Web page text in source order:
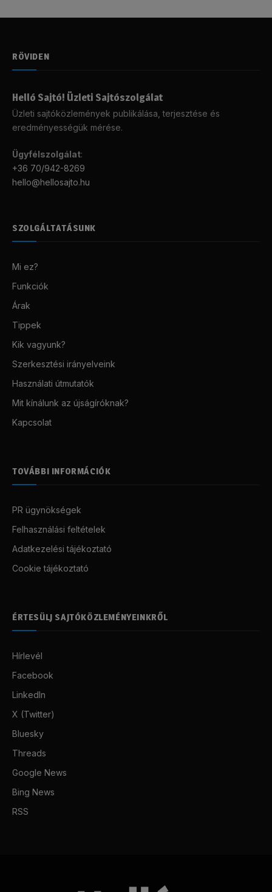
RÖVIDEN
Helló Sajtó! Üzleti Sajtószolgálat
Üzleti sajtóközlemények publikálása, terjesztése és
eredményességük mérése.
Ügyfélszolgálat:
+36 70/942-8269
hello@hellosajto.hu
SZOLGÁLTATÁSUNK
Mi ez?
Funkciók
Árak
Tippek
Kik vagyunk?
Szerkesztési irányelveink
Használati útmutatók
Mit kínálunk az újságíróknak?
Kapcsolat
TOVÁBBI INFORMÁCIÓK
PR ügynökségek
Felhasználási feltételek
Adatkezelési tájékoztató
Cookie tájékoztató
ÉRTESÜLJ SAJTÓKÖZLEMÉNYEINKRŐL
Hírlevél
Facebook
LinkedIn
X (Twitter)
Bluesky
Threads
Google News
Bing News
RSS